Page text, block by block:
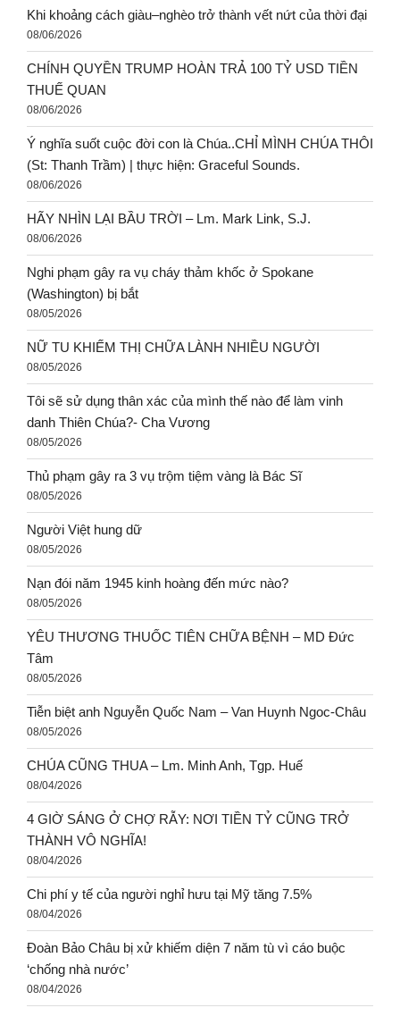
Khi khoảng cách giàu–nghèo trở thành vết nứt của thời đại
08/06/2026
CHÍNH QUYỀN TRUMP HOÀN TRẢ 100 TỶ USD TIỀN
THUẾ QUAN
08/06/2026
Ý nghĩa suốt cuộc đời con là Chúa..CHỈ MÌNH CHÚA THÔI
(St: Thanh Trầm) | thực hiện: Graceful Sounds.
08/06/2026
HÃY NHÌN LẠI BẦU TRỜI – Lm. Mark Link, S.J.
08/06/2026
Nghi phạm gây ra vụ cháy thảm khốc ở Spokane
(Washington) bị bắt
08/05/2026
NỮ TU KHIẾM THỊ CHỮA LÀNH NHIỀU NGƯỜI
08/05/2026
Tôi sẽ sử dụng thân xác của mình thế nào để làm vinh
danh Thiên Chúa?- Cha Vương
08/05/2026
Thủ phạm gây ra 3 vụ trộm tiệm vàng là Bác Sĩ
08/05/2026
Người Việt hung dữ
08/05/2026
Nạn đói năm 1945 kinh hoàng đến mức nào?
08/05/2026
YÊU THƯƠNG THUỐC TIÊN CHỮA BỆNH – MD Đức
Tâm
08/05/2026
Tiễn biệt anh Nguyễn Quốc Nam – Van Huynh Ngoc-Châu
08/05/2026
CHÚA CŨNG THUA – Lm. Minh Anh, Tgp. Huế
08/04/2026
4 GIỜ SÁNG Ở CHỢ RẪY: NƠI TIỀN TỶ CŨNG TRỞ
THÀNH VÔ NGHĨA!
08/04/2026
Chi phí y tế của người nghỉ hưu tại Mỹ tăng 7.5%
08/04/2026
Đoàn Bảo Châu bị xử khiếm diện 7 năm tù vì cáo buộc
‘chống nhà nước’
08/04/2026